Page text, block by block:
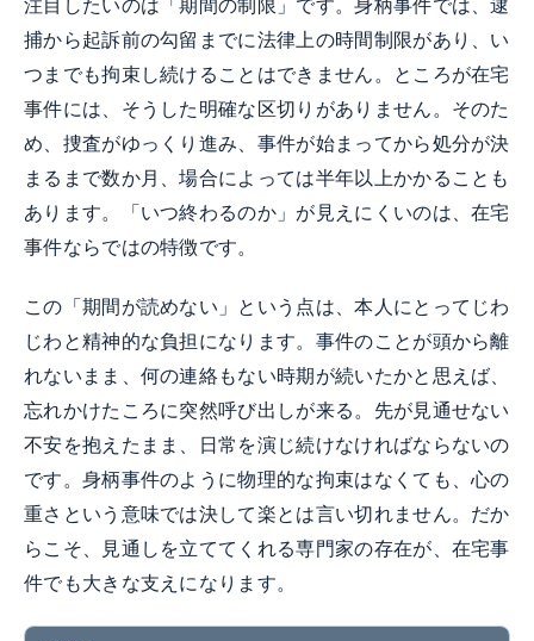
注目したいのは「期間の制限」です。身柄事件では、逮
捕から起訴前の勾留までに法律上の時間制限があり、い
つまでも拘束し続けることはできません。ところが在宅
事件には、そうした明確な区切りがありません。そのた
め、捜査がゆっくり進み、事件が始まってから処分が決
まるまで数か月、場合によっては半年以上かかることも
あります。「いつ終わるのか」が見えにくいのは、在宅
事件ならではの特徴です。
この「期間が読めない」という点は、本人にとってじわ
じわと精神的な負担になります。事件のことが頭から離
れないまま、何の連絡もない時期が続いたかと思えば、
忘れかけたころに突然呼び出しが来る。先が見通せない
不安を抱えたまま、日常を演じ続けなければならないの
です。身柄事件のように物理的な拘束はなくても、心の
重さという意味では決して楽とは言い切れません。だか
らこそ、見通しを立ててくれる専門家の存在が、在宅事
件でも大きな支えになります。